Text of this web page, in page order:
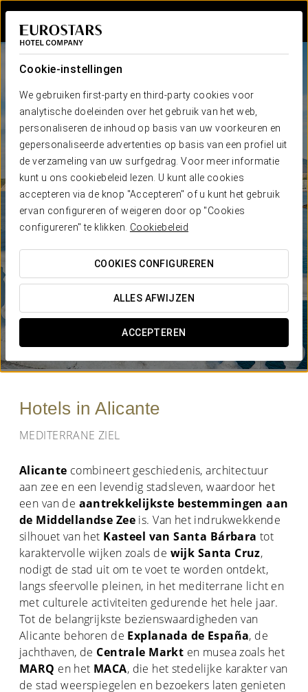
Cookie-instellingen
We gebruiken first-party en third-party cookies voor
analytische doeleinden over het gebruik van het web,
personaliseren de inhoud op basis van uw voorkeuren en
gepersonaliseerde advertenties op basis van een profiel uit
de verzameling van uw surfgedrag. Voor meer informatie
kunt u ons cookiebeleid lezen. U kunt alle cookies
accepteren via de knop "Accepteren" of u kunt het gebruik
ervan configureren of weigeren door op "Cookies
configureren" te klikken. Cookiebeleid
COOKIES CONFIGUREREN
ALLES AFWIJZEN
ACCEPTEREN
Hotels in Alicante
MEDITERRANE ZIEL
Alicante combineert geschiedenis, architectuur
aan zee en een levendig stadsleven, waardoor het
een van de aantrekkelijkste bestemmingen aan
de Middellandse Zeeis. Van het indrukwekkende
silhouet van het Kasteel van Santa Bárbara tot
karaktervolle wijken zoals de wijk Santa Cruz,
nodigt de stad uit om te voet te worden ontdekt,
langs sfeervolle pleinen, in het mediterrane licht en
met culturele activiteiten gedurende het hele jaar.
Tot de belangrijkste bezienswaardigheden van
Alicante behoren de Explanada de España, de
jachthaven, de Centrale Markt en musea zoals het
MARQ en het MACA, die het stedelijke karakter van
de stad weerspiegelen en bezoekers laten genieten